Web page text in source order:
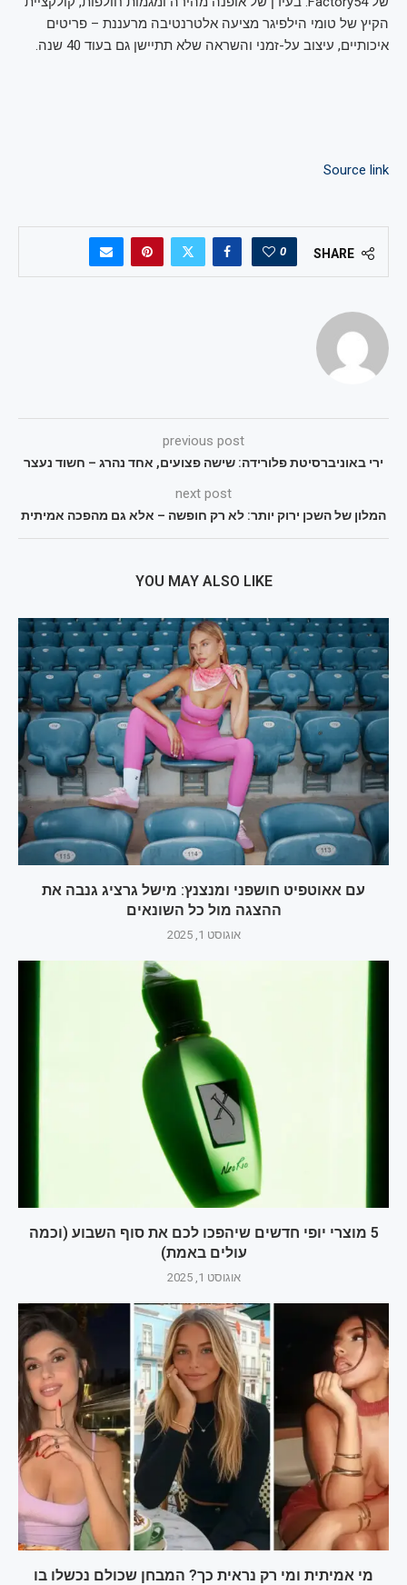
הקיץ של טומי הילפיגר מציעה אלטרנטיבה מרעננת – פריטים
איכותיים, עיצוב על-זמני והשראה שלא תתיישן גם בעוד 40 שנה.
Source link
SHARE
0
previous post
ירי באוניברסיטת פלורידה: שישה פצועים, אחד נהרג – חשוד נעצר
next post
המלון של השכן ירוק יותר: לא רק חופשה – אלא גם מהפכה אמיתית
YOU MAY ALSO LIKE
עם אאוטפיט חושפני ומנצנץ: מישל גרציג גנבה את
ההצגה מול כל השונאים
אוגוסט 1, 2025
5 מוצרי יופי חדשים שיהפכו לכם את סוף השבוע (וכמה
עולים באמת)
אוגוסט 1, 2025
מי אמיתית ומי רק נראית כך? המבחן שכולם נכשלו בו